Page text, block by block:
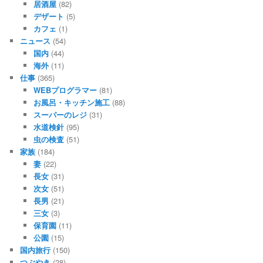
居酒屋(82)
デザート (5)
カフェ (1)
ニュース (54)
国内(44)
海外(11)
仕事 (365)
WEBプログラマー(81)
お風呂・キッチン施工(88)
スーパーのレジ(31)
水道検針(95)
虫の検査(51)
家族 (184)
妻(22)
長女(31)
次女(51)
長男 (21)
三女(3)
保育園(11)
公園(15)
国内旅行 (150)